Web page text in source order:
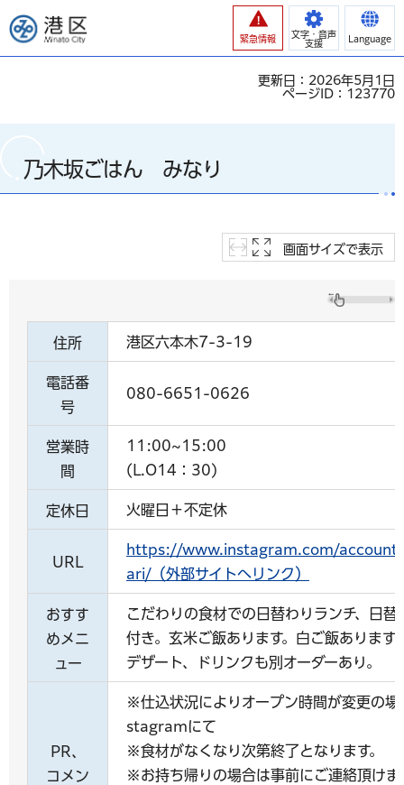
港区
緊急情報
文字・音声
支援
Language
更新日：2026年5月1日
ページID：123770
乃木坂ごはん みなり
画面サイズで表示
住所 港区六本木7-3-19
電話番
号
080-6651-0626
営業時
間
11:00~15:00
(L.O14：30)
定休日 火曜日＋不定休
URL
https://www.instagram.com/
ari/（外部サイトへリンク）
おすす
めメニ
ュー
こだわりの食材での日替わりランチ、日
付き。玄米ご飯あります。白ご飯あります
デザート、ドリンクも別オーダーあり。
PR、
コメン
※仕込状況によりオープン時間が変更の場
stagramにて
※食材がなくなり次第終了となります。
※お持ち帰りの場合は事前にご連絡頂けま